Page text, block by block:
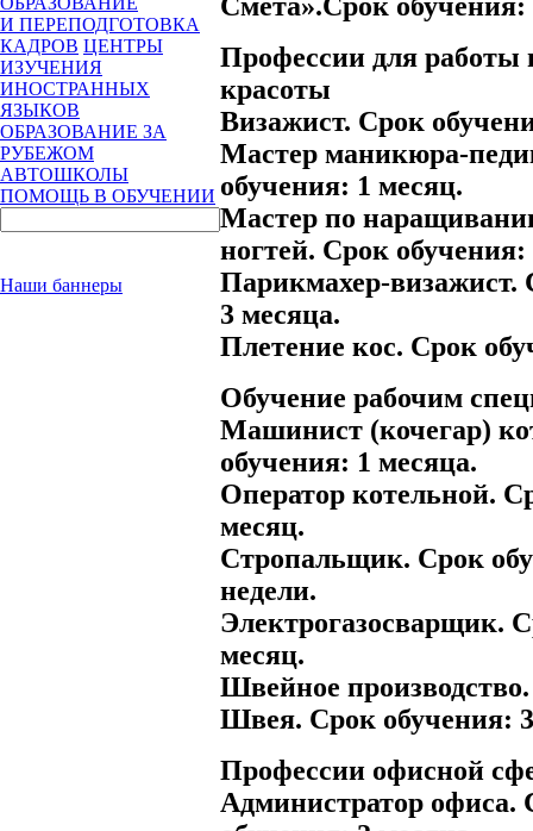
И ПЕРЕПОДГОТОВКА
КАДРОВ ЦЕНТРЫ
ИЗУЧЕНИЯ
ИНОСТРАННЫХ
ЯЗЫКОВ
ОБРАЗОВАНИЕ ЗА
РУБЕЖОМ
АВТОШКОЛЫ
ПОМОЩЬ В ОБУЧЕНИИ
Наши баннеры
Профессии для работы
красоты
Визажист. Срок
Мастер маникюра-
обучения: 1 месяц.
Мастер по
ногтей. Срок обучения:
Парикмахер-визажист.
3 месяца.
Плетение кос. Срок
Обучение рабочим
Машинист (кочегар)
обучения: 1 месяца.
Оператор котельной.
месяц.
Стропальщик. Срок
недели.
Электрогазосварщик.
месяц.
Швейное производство.
Швея. Срок обучения:
Профессии офисной
Администратор офиса.